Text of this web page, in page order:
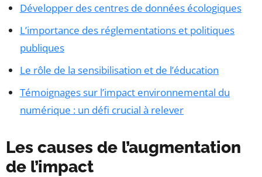
Développer des centres de données écologiques
L’importance des réglementations et politiques
publiques
Le rôle de la sensibilisation et de l’éducation
Témoignages sur l’impact environnemental du
numérique : un défi crucial à relever
Les causes de l’augmentation
de l’impact